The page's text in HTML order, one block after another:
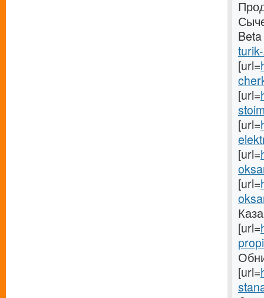
[url=
[url=
[url=
[url=
[url=
[url=
[url=